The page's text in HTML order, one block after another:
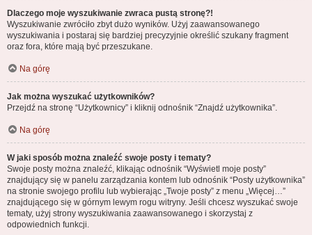
Dlaczego moje wyszukiwanie zwraca pustą stronę?!
Wyszukiwanie zwróciło zbyt dużo wyników. Użyj zaawansowanego
wyszukiwania i postaraj się bardziej precyzyjnie określić szukany fragment
oraz fora, które mają być przeszukane.
Na górę
Jak można wyszukać użytkowników?
Przejdź na stronę “Użytkownicy” i kliknij odnośnik “Znajdź użytkownika”.
Na górę
W jaki sposób można znaleźć swoje posty i tematy?
Swoje posty można znaleźć, klikając odnośnik “Wyświetl moje posty”
znajdujący się w panelu zarządzania kontem lub odnośnik “Posty użytkownika”
na stronie swojego profilu lub wybierając „Twoje posty” z menu „Więcej…”
znajdującego się w górnym lewym rogu witryny. Jeśli chcesz wyszukać swoje
tematy, użyj strony wyszukiwania zaawansowanego i skorzystaj z
odpowiednich funkcji.